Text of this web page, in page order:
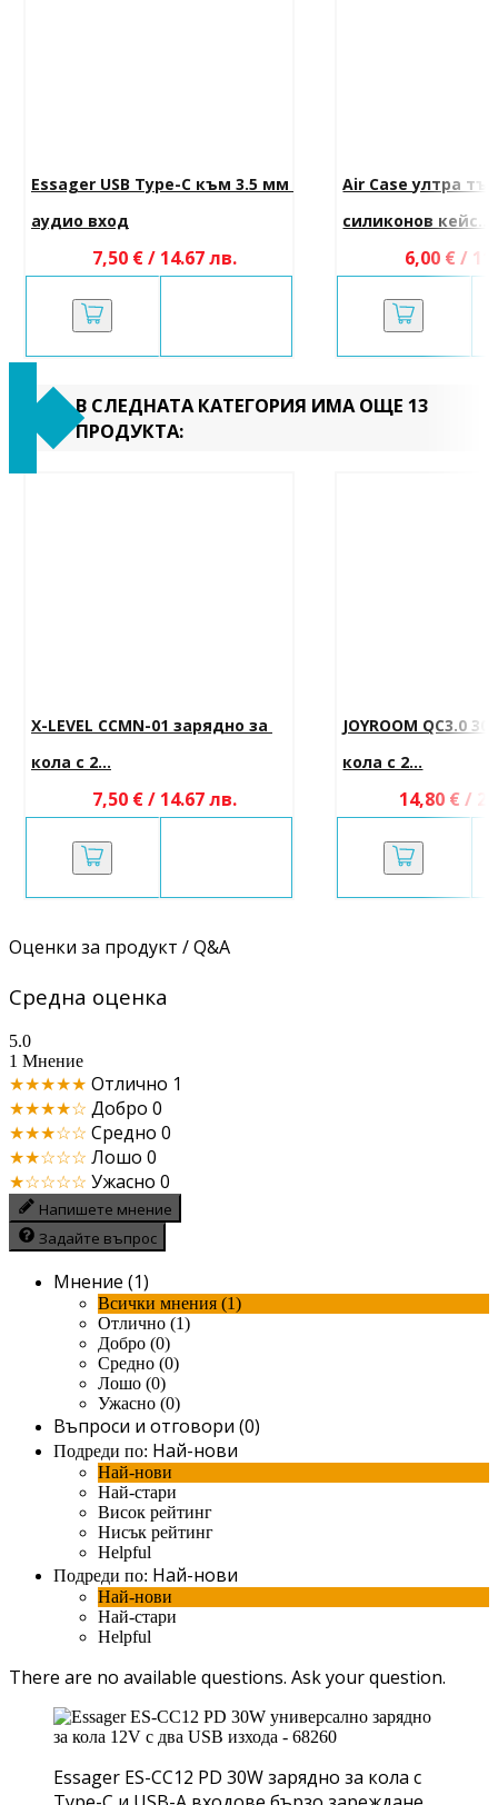
Essager USB Type-C към 3.5 мм
аудио вход
7,50 € / 14.67 лв.
Air Case ултра
силиконов кейс...
6,00 € /
В СЛЕДНАТА КАТЕГОРИЯ ИМА ОЩЕ 13
ПРОДУКТА:
X-LEVEL CCMN-01 зарядно за
кола с 2...
7,50 € / 14.67 лв.
JOYROOM QC3.0
кола с 2...
14,80 € /
Оценки за продукт / Q&A
Средна оценка
5.0
1 Мнение
★★★★★ Отлично 1
★★★★☆ Добро 0
★★★☆☆ Средно 0
★★☆☆☆ Лошо 0
★☆☆☆☆ Ужасно 0
Напишете мнение
Задайте въпрос
Мнение (1)
Всички мнения (1)
Отлично (1)
Добро (0)
Средно (0)
Лошо (0)
Ужасно (0)
Въпроси и отговори (0)
Подреди по: Най-нови
Най-нови
Най-стари
Висок рейтинг
Нисък рейтинг
Helpful
Подреди по: Най-нови
Най-нови
Най-стари
Helpful
There are no available questions. Ask your question.
Essager ES-CC12 PD 30W зарядно за кола с